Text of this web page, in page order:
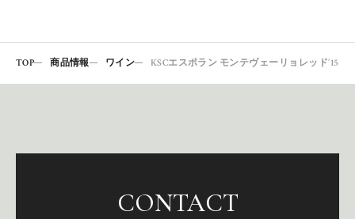
TOP 商品情報 ワイン KSCエスポラン モンテヴェーリョレッド’15
CONTACT